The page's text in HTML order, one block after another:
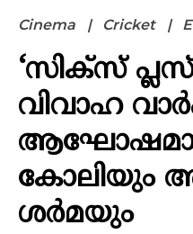
Cinema Cricket
‘സിക്‌സ് പ്ലസ്
വിവാഹ
കോലിയും
ശര്‍മയും